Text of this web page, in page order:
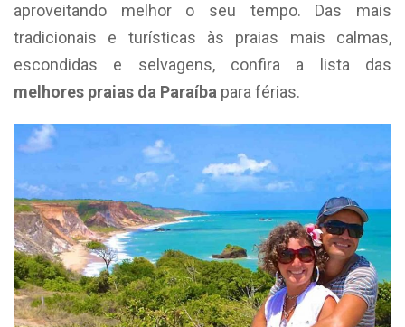
aproveitando melhor o seu tempo. Das mais
tradicionais e turísticas às praias mais calmas,
escondidas e selvagens, confira a lista das
melhores praias da Paraíba para férias.